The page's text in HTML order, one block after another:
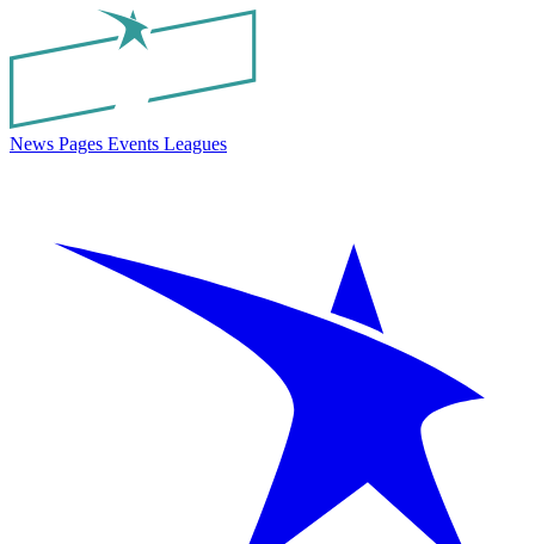
News Pages Events Leagues